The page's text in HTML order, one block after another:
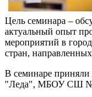
Цель семинара –
актуальный опыт
мероприятий в
стран,
В семинаре
"Леда", МБОУ СШ №